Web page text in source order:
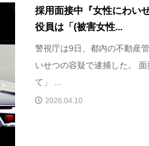
採用面接中『女性にわ
役員は「(被害女性...
警視庁は9日、都内の不動産
いせつの容疑で逮捕した。
て」 ...
2026.04.10